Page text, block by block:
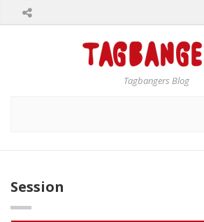
Tagbangers Blog
Session